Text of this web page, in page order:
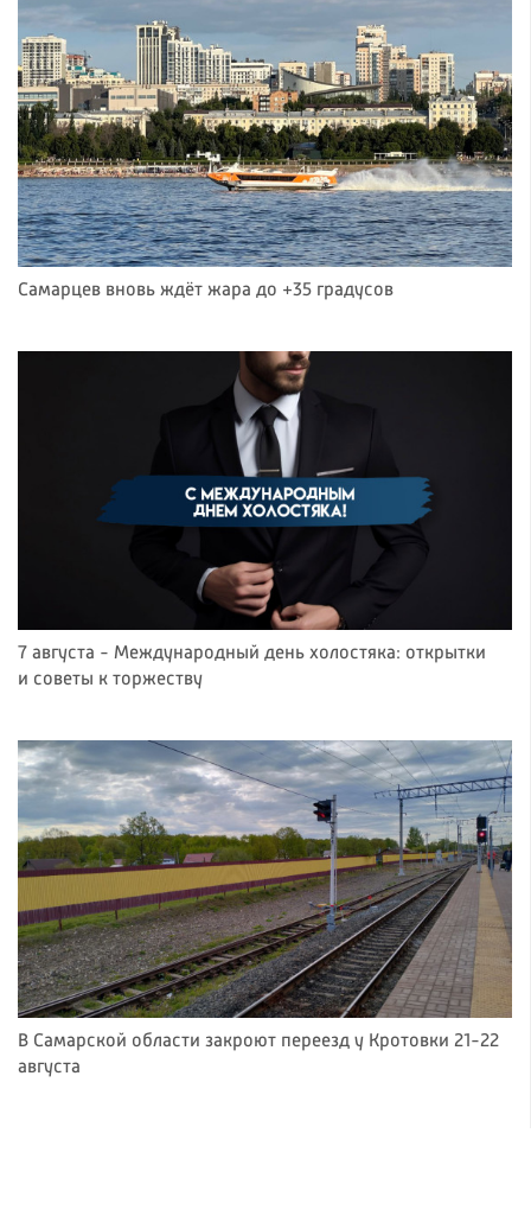
Самарцев вновь ждёт жара до +35 градусов
7 августа - Международный день холостяка: открытки
и советы к торжеству
В Самарской области закроют переезд у Кротовки 21-22
августа